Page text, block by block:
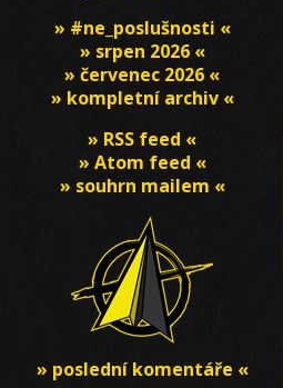
» #ne_poslušnosti «
» srpen 2026 «
» červenec 2026 «
» kompletní archiv «
» RSS feed «
» Atom feed «
» souhrn mailem «
» poslední komentáře «